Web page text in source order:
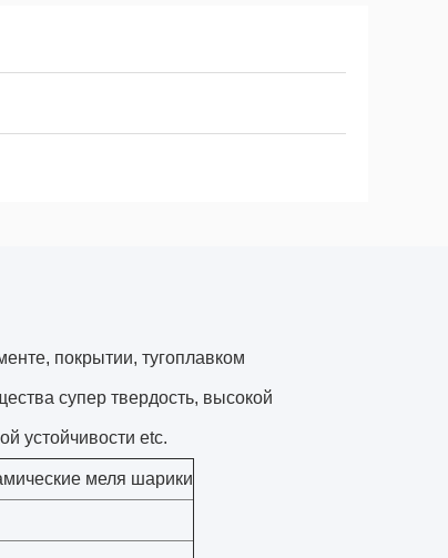
покрытии, тугоплавком
супер твердость, высокой
устойчивости etc.
меля шарики